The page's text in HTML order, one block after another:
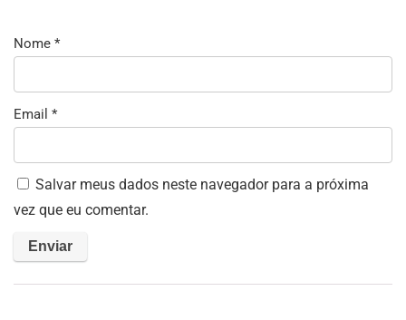
Nome *
Email *
Salvar meus dados neste navegador para a próxima
vez que eu comentar.